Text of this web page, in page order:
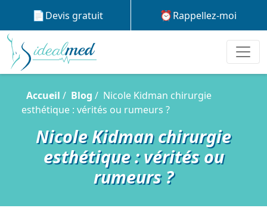
Devis gratuit Rappellez-moi
Accueil Blog
Nicole Kidman chirurgie
esthétique : vérités ou rumeurs ?
Nicole Kidman chirurgie
esthétique : vérités ou
rumeurs ?